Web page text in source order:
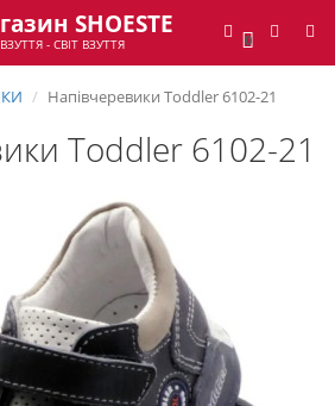
0
SHOESTE
- СВІТ ВЗУТТЯ
Напівчеревики Toddler 6102-21
Toddler 6102-21